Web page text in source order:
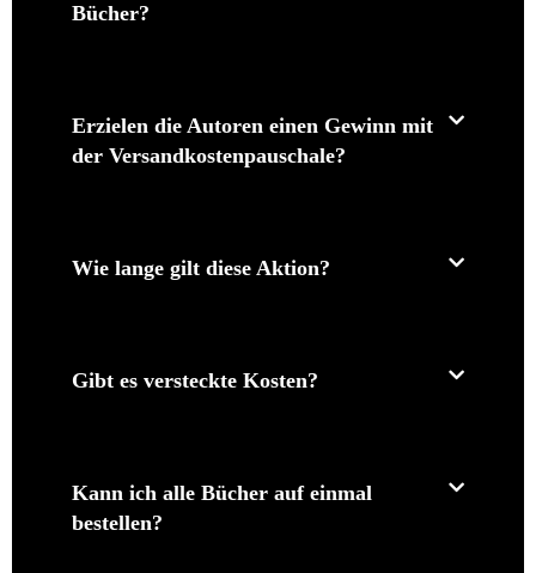
Bücher?
Erzielen die Autoren einen Gewinn mit
der Versandkostenpauschale?
Wie lange gilt diese Aktion?
Gibt es versteckte Kosten?
Kann ich alle Bücher auf einmal
bestellen?